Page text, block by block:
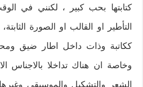
كتابتها بحب كبير‮ ‬،‮ ‬لكنني‮ ‬في
التأطير او القالب‮ ‬او الصورة
ككاتبة وذات‮ ‬داخل اطار ضيق
‬وخاصة ان هناك تداخلا بالاجناس
‬الشعر والتشكيل‮ ‬والموسيقي